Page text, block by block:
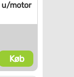
u/motor
Køb